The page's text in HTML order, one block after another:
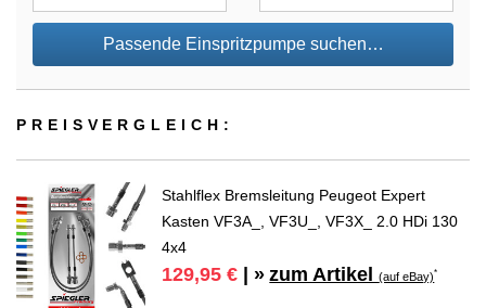
Passende Einspritzpumpe suchen…
PREIS­VER­GLEICH:
Stahlflex Bremsleitung Peugeot Expert
Kasten VF3A_, VF3U_, VF3X_ 2.0 HDi 130
4x4
129,95 € | » zum Artikel(auf eBay)*